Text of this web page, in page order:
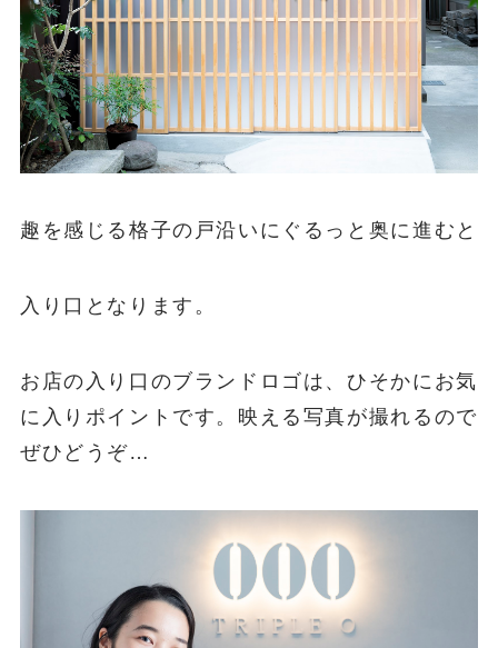
趣を感じる格子の戸沿いにぐるっと奥に進むと
入り口となります。
お店の入り口のブランドロゴは、ひそかにお気
に入りポイントです。映える写真が撮れるので
ぜひどうぞ…